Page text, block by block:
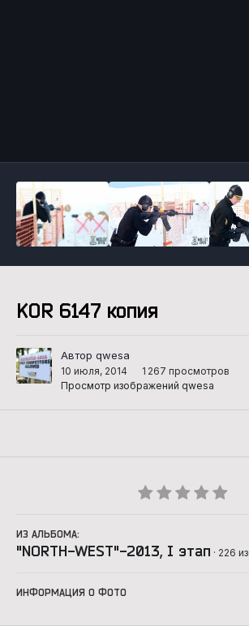
KOR 6147 копия
Автор qwesa
10 июля, 2014
1 267 просмотров
Просмотр изображений qwesa
ИЗ АЛЬБОМА:
"NORTH-WEST"-2013, I этап · 226
ИНФОРМАЦИЯ О ФОТО